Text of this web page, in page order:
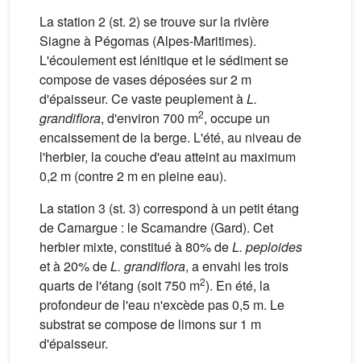
La station 2 (st. 2) se trouve sur la rivière
Siagne à Pégomas (Alpes-Maritimes).
L'écoulement est lénitique et le sédiment se
compose de vases déposées sur 2 m
d'épaisseur. Ce vaste peuplement àL.
grandiflora, d'environ 700 m2, occupe un
encaissement de la berge. L'été, au niveau de
l'herbier, la couche d'eau atteint au maximum
0,2 m (contre 2 m en pleine eau).
La station 3 (st. 3) correspond à un petit étang
de Camargue : le Scamandre (Gard). Cet
herbier mixte, constitué à 80% deL. peploides
et à 20% deL. grandiflora, a envahi les trois
quarts de l'étang (soit 750 m2). En été, la
profondeur de l'eau n'excède pas 0,5 m. Le
substrat se compose de limons sur 1 m
d'épaisseur.